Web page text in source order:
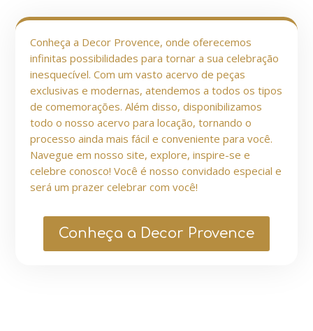
Conheça a Decor Provence, onde oferecemos
infinitas possibilidades para tornar a sua celebração
inesquecível. Com um vasto acervo de peças
exclusivas e modernas, atendemos a todos os tipos
de comemorações. Além disso, disponibilizamos
todo o nosso acervo para locação, tornando o
processo ainda mais fácil e conveniente para você.
Navegue em nosso site, explore, inspire-se e
celebre conosco! Você é nosso convidado especial e
será um prazer celebrar com você!
Conheça a Decor Provence